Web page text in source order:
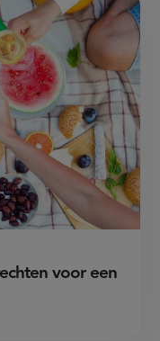
voor een